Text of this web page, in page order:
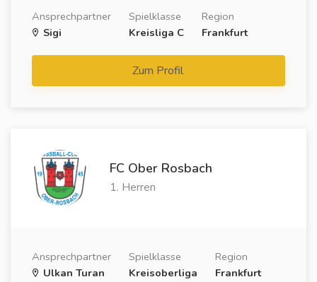
Ansprechpartner
Sigi
Spielklasse
Kreisliga C
Region
Frankfurt
Zum Profil
FC Ober Rosbach
1. Herren
Ansprechpartner
Ulkan Turan
Spielklasse
Kreisoberliga
Region
Frankfurt